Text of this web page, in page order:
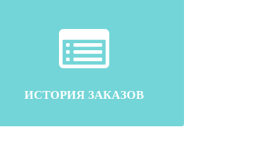
ИСТОРИЯ ЗАКАЗОВ